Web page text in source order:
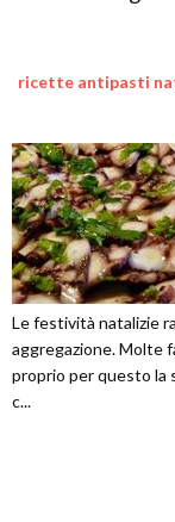
ricette antipasti
Le festività natalizie
aggregazione. Molte
proprio per questo la
c...